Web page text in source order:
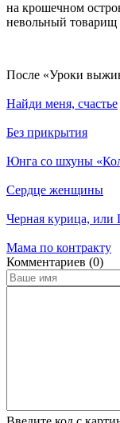
на крошечном
невольный
По­сле «Уроки
Найди меня, счастье
Без прикрытия
Юнга со шхуны
Сердце женщины
Черная курица,
Мама по контракту
Ком­мен­та­ри­ев (0)